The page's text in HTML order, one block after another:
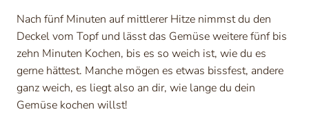
Nach fünf Minuten auf mittlerer Hitze nimmst du den
Deckel vom Topf und lässt das Gemüse weitere fünf bis
zehn Minuten Kochen, bis es so weich ist, wie du es
gerne hättest. Manche mögen es etwas bissfest, andere
ganz weich, es liegt also an dir, wie lange du dein
Gemüse kochen willst!